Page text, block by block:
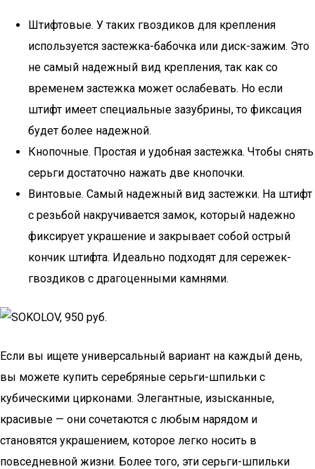
Штифтовые. У таких гвоздиков для крепления
используется застежка-бабочка или диск-зажим. Это
не самый надежный вид крепления, так как со
временем застежка может ослабевать. Но если
штифт имеет специальные зазубрины, то фиксация
будет более надежной.
Кнопочные. Простая и удобная застежка. Чтобы снять
серьги достаточно нажать две кнопочки.
Винтовые. Самый надежный вид застежки. На штифт
с резьбой накручивается замок, который надежно
фиксирует украшение и закрывает собой острый
кончик штифта. Идеально подходят для сережек-
гвоздиков с драгоценными камнями.
Если вы ищете универсальный вариант на каждый день,
вы можете купить серебряные серьги-шпильки с
кубическими цирконами. Элегантные, изысканные,
красивые — они сочетаются с любым нарядом и
становятся украшением, которое легко носить в
повседневной жизни. Более того, эти серьги-шпильки